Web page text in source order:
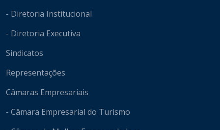
- Diretoria Institucional
- Diretoria Executiva
Sindicatos
Representações
Câmaras Empresariais
- Câmara Empresarial do Turismo